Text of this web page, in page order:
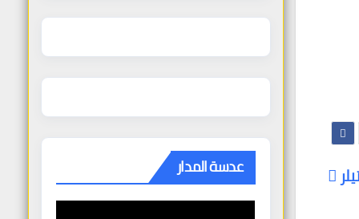
عدسة المدار